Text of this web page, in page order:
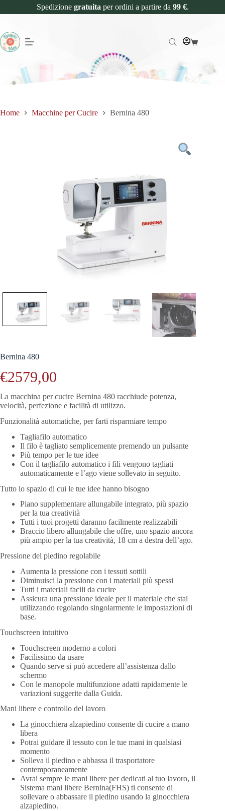
Spedizione gratuita per ordini a partire da 99 €.
Home Macchine per Cucire Bernina 480
Bernina 480
€2579,00
La macchina per cucire Bernina 480 racchiude potenza,
velocità, perfezione e facilità di utilizzo.
Funzionalità automatiche, per farti risparmiare tempo
Tagliafilo automatico
Il filo è tagliato semplicemente premendo un pulsante
Più tempo per le tue idee
Con il tagliafilo automatico i fili vengono tagliati
automaticamente e l’ago viene sollevato in seguito.
Tutto lo spazio di cui le tue idee hanno bisogno
Piano supplementare allungabile integrato, più spazio
per la tua creatività
Tutti i tuoi progetti daranno facilmente realizzabili
Braccio libero allungabile che offre, uno spazio ancora
più ampio per la tua creatività, 18 cm a destra dell’ago.
Pressione del piedino regolabile
Aumenta la pressione con i tessuti sottili
Diminuisci la pressione con i materiali più spessi
Tutti i materiali facili da cucire
Assicura una pressione ideale per il materiale che stai
utilizzando regolando singolarmente le impostazioni di
base.
Touchscreen intuitivo
Touchscreen moderno a colori
Facilissimo da usare
Quando serve si può accedere all’assistenza dallo
schermo
Con le manopole multifunzione adatti rapidamente le
variazioni suggerite dalla Guida.
Mani libere e controllo del lavoro
La ginocchiera alzapiedino consente di cucire a mano
libera
Potrai guidare il tessuto con le tue mani in qualsiasi
momento
Solleva il piedino e abbassa il trasportatore
contemporaneamente
Avrai sempre le mani libere per dedicati al tuo lavoro, il
Sistema mani libere Bernina(FHS) ti consente di
sollevare o abbassare il piedino usando la ginocchiera
alzapiedino.